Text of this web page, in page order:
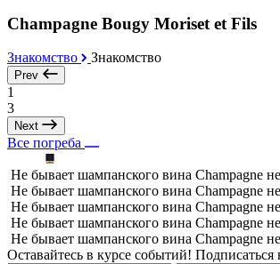
Champagne Bougy Moriset et Fils
Знакомство Знакомство
Prev
1
3
Next
Все погреба
Не бывает шампанского вина Champagne
Не бывает шампанского вина Champagne
Не бывает шампанского вина Champagne
Не бывает шампанского вина Champagne
Не бывает шампанского вина Champagne
Оставайтесь в курсе событий! Подписаться